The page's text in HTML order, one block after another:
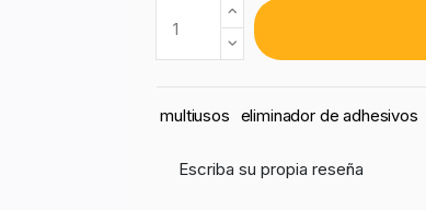
multiusos eliminador de adhesivos
Escriba su propia reseña